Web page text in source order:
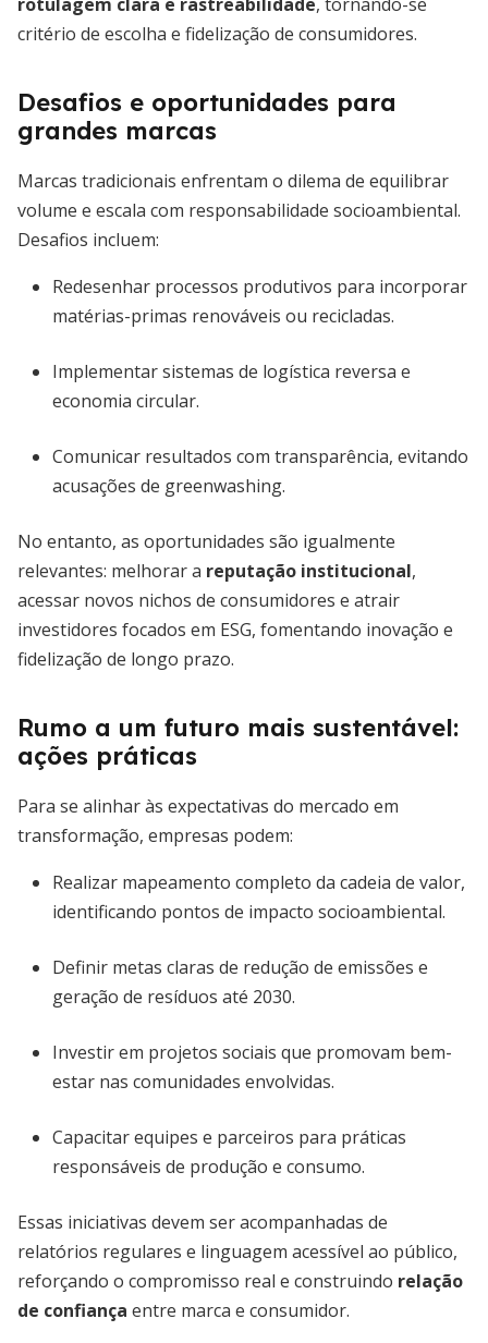
critério de escolha e fidelização de consumidores.
Desafios e oportunidades para
grandes marcas
Marcas tradicionais enfrentam o dilema de equilibrar
volume e escala com responsabilidade socioambiental.
Desafios incluem:
Redesenhar processos produtivos para incorporar
matérias-primas renováveis ou recicladas.
Implementar sistemas de logística reversa e
economia circular.
Comunicar resultados com transparência, evitando
acusações de greenwashing.
No entanto, as oportunidades são igualmente
relevantes: melhorar a reputação institucional,
acessar novos nichos de consumidores e atrair
investidores focados em ESG, fomentando inovação e
fidelização de longo prazo.
Rumo a um futuro mais sustentável:
ações práticas
Para se alinhar às expectativas do mercado em
transformação, empresas podem:
Realizar mapeamento completo da cadeia de valor,
identificando pontos de impacto socioambiental.
Definir metas claras de redução de emissões e
geração de resíduos até 2030.
Investir em projetos sociais que promovam bem-
estar nas comunidades envolvidas.
Capacitar equipes e parceiros para práticas
responsáveis de produção e consumo.
Essas iniciativas devem ser acompanhadas de
relatórios regulares e linguagem acessível ao público,
reforçando o compromisso real e construindo relação
de confiança entre marca e consumidor.